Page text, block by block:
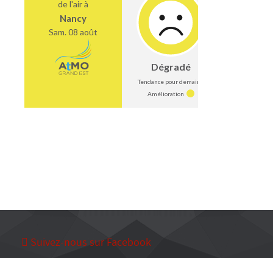
Suivez-nous sur Facebook